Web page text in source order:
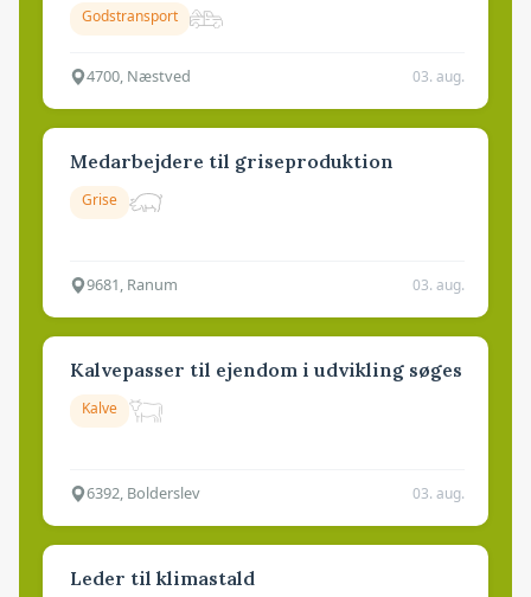
Godstransport
4700, Næstved 03. aug.
Medarbejdere til griseproduktion
Grise
9681, Ranum 03. aug.
Kalvepasser til ejendom i udvikling søges
Kalve
6392, Bolderslev 03. aug.
Leder til klimastald